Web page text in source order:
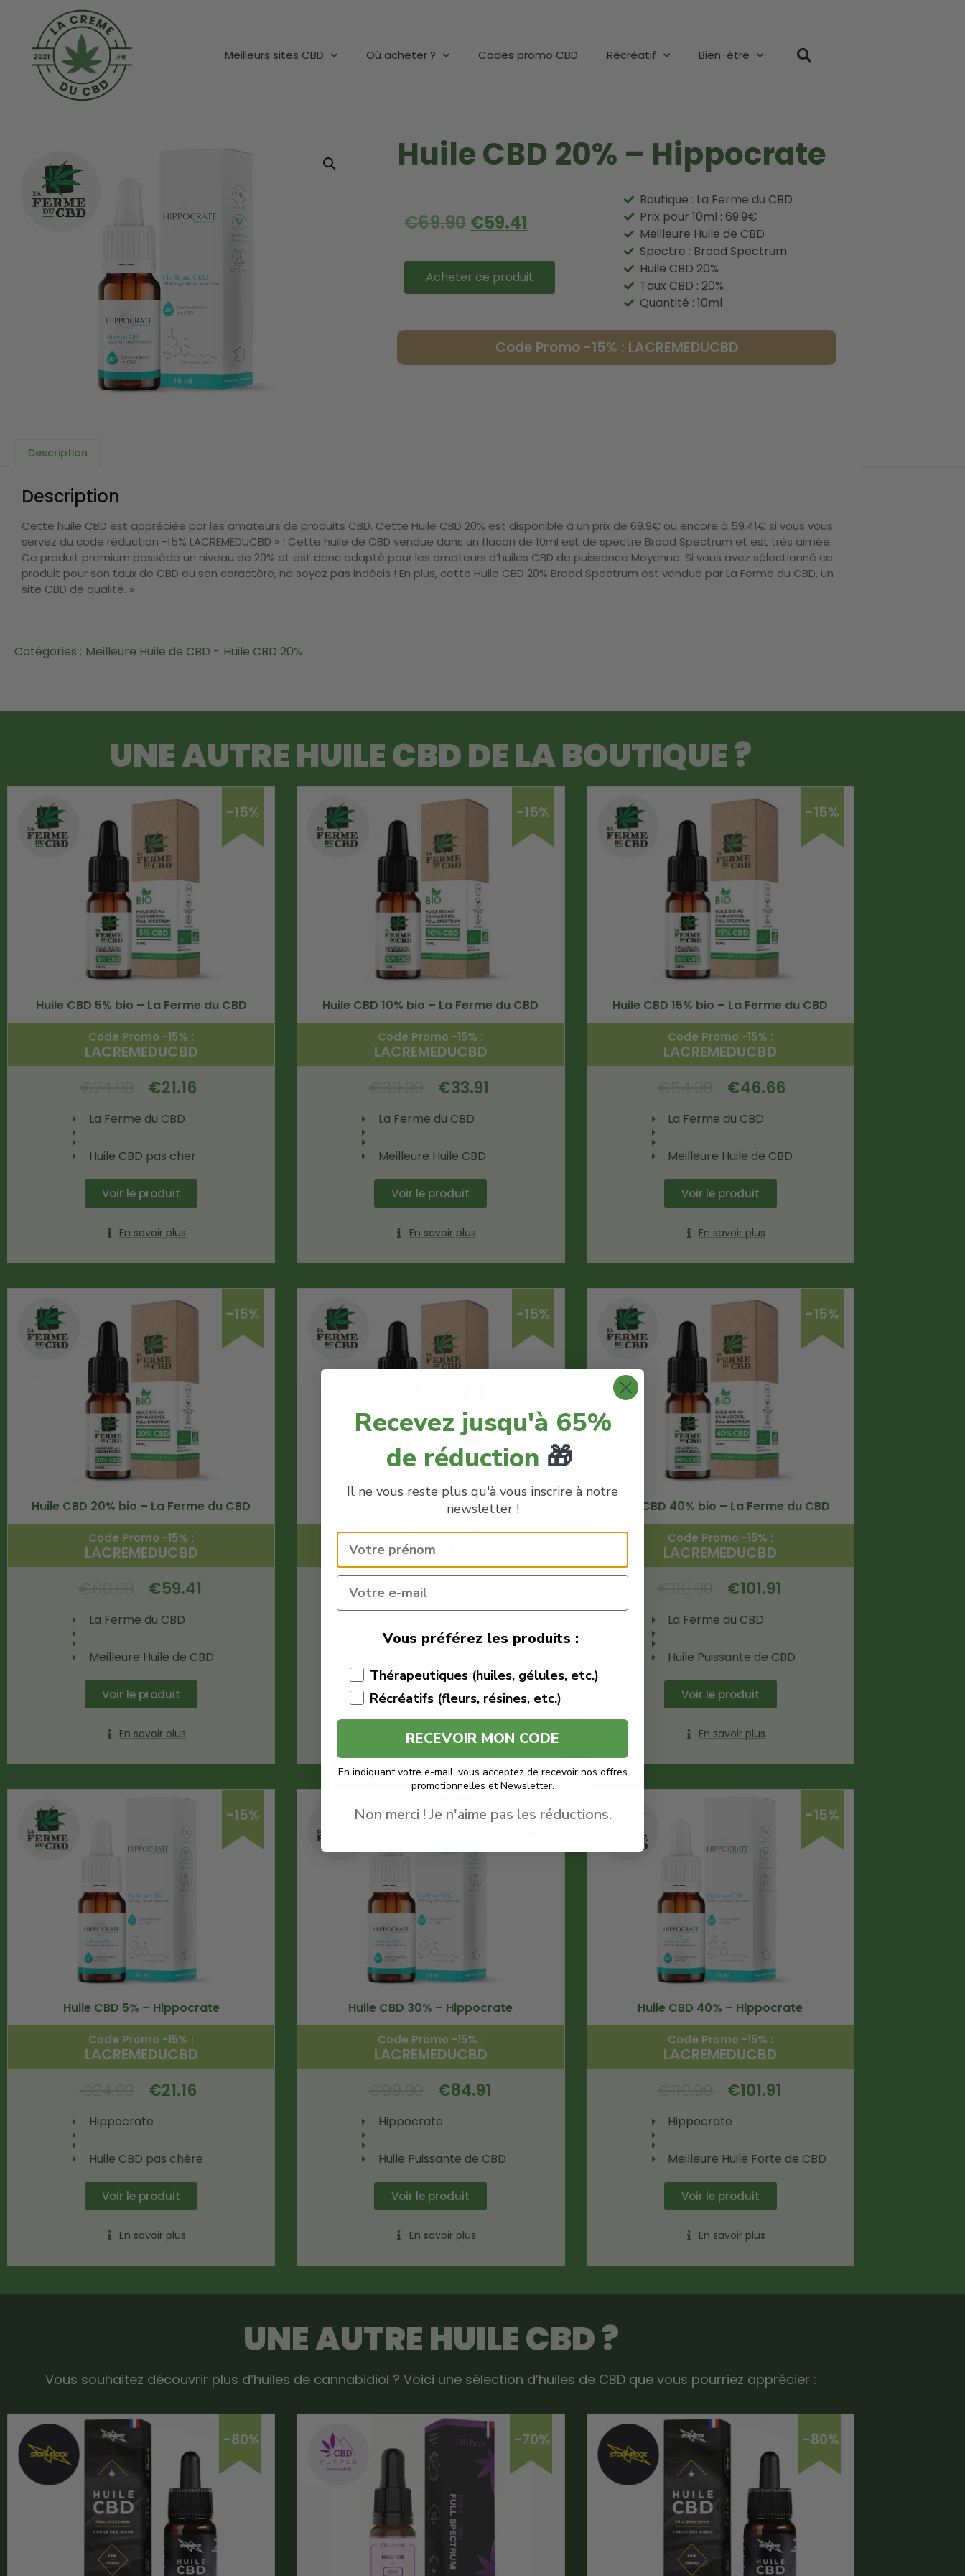
Meilleurs sites CBD Où acheter ? Codes promo CBD Récréatif Bien-être
Huile CBD 20% – Hippocrate
€69.90 €59.41
Acheter ce produit
Boutique : La Ferme du CBD
Prix pour 10ml : 69.9€
Meilleure Huile de CBD
Spectre : Broad Spectrum
Huile CBD 20%
Taux CBD : 20%
Quantité : 10ml
Code Promo -15% : LACREMEDUCBD
Description
Description
Cette huile CBD est appréciée par les amateurs de produits CBD. Cette Huile CBD 20% est disponible à un prix de 69.9€ ou encore à 59.41€ si vous vous
servez du code réduction -15% LACREMEDUCBD » ! Cette huile de CBD vendue dans un flacon de 10ml est de spectre Broad Spectrum et est très aimée.
Ce produit premium possède un niveau de 20% et est donc adapté pour les amateurs d’huiles CBD de puissance Moyenne. Si vous avez sélectionné ce
produit pour son taux de CBD ou son caractère, ne soyez pas indécis ! En plus, cette Huile CBD 20% Broad Spectrum est vendue par La Ferme du CBD, un
site CBD de qualité. »
Catégories : Meilleure Huile de CBD - Huile CBD 20%
UNE AUTREHUILE CBDDE LA BOUTIQUE ?
-15%
Huile CBD 5% bio – La Ferme du CBD
Code Promo -15% :
LACREMEDUCBD
€21.16
La Ferme du CBD
Huile CBD pas cher
Voir le produit
En savoir plus
-15%
Huile CBD 10% bio – La Ferme du CBD
Code Promo -15% :
LACREMEDUCBD
€33.91
La Ferme du CBD
Meilleure Huile CBD
Voir le produit
En savoir plus
-15%
Huile CBD 15% bio – La Ferme du CBD
Code Promo -15% :
LACREMEDUCBD
€46.66
La Ferme du CBD
Meilleure Huile de CBD
Voir le produit
En savoir plus
-15%
Huile CBD 20% bio – La Ferme du CBD
Code Promo -15% :
LACREMEDUCBD
€59.41
La Ferme du CBD
Meilleure Huile de CBD
Voir le produit
En savoir plus
-15%
Huile CBD 30% bio – La Ferme du CBD
Code Promo -15% :
LACREMEDUCBD
€99.90
Voir le produit
En savoir plus
-15%
Huile CBD 40% bio – La Ferme du CBD
Code Promo -15% :
LACREMEDUCBD
€101.91
La Ferme du CBD
Huile Puissante de CBD
Voir le produit
En savoir plus
-15%
Huile CBD 5% – Hippocrate
Code Promo -15% :
LACREMEDUCBD
€21.16
Hippocrate
Huile CBD pas chère
Voir le produit
En savoir plus
-15%
Huile CBD 30% – Hippocrate
Code Promo -15% :
LACREMEDUCBD
€84.91
Hippocrate
Huile Puissante de CBD
Voir le produit
En savoir plus
-15%
Huile CBD 40% – Hippocrate
Code Promo -15% :
LACREMEDUCBD
€101.91
Hippocrate
Meilleure Huile Forte de CBD
Voir le produit
En savoir plus
UNE AUTREHUILE CBD?
Vous souhaitez découvrir plus d’huiles de cannabidiol ? Voici une sélection d’huiles de CBD que vous pourriez apprécier :
-80% -70% -80%
Recevez jusqu'à 65%
de réduction 🎁
Il ne vous reste plus qu'à vous inscrire à notre
newsletter !
Vous préférez les produits :
Thérapeutiques (huiles, gélules, etc.)
Récréatifs (fleurs, résines, etc.)
RECEVOIR MON CODE
En indiquant votre e-mail, vous acceptez de recevoir nos offres
promotionnelles et Newsletter.
Non merci ! Je n'aime pas les réductions.